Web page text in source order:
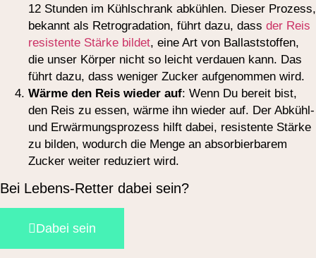
12 Stunden im Kühlschrank abkühlen. Dieser Prozess,
bekannt als Retrogradation, führt dazu, dass der Reis
resistente Stärke bildet, eine Art von Ballaststoffen,
die unser Körper nicht so leicht verdauen kann. Das
führt dazu, dass weniger Zucker aufgenommen wird.
Wärme den Reis wieder auf: Wenn Du bereit bist,
den Reis zu essen, wärme ihn wieder auf. Der Abkühl-
und Erwärmungsprozess hilft dabei, resistente Stärke
zu bilden, wodurch die Menge an absorbierbarem
Zucker weiter reduziert wird.
Bei Lebens-Retter dabei sein?
Dabei sein